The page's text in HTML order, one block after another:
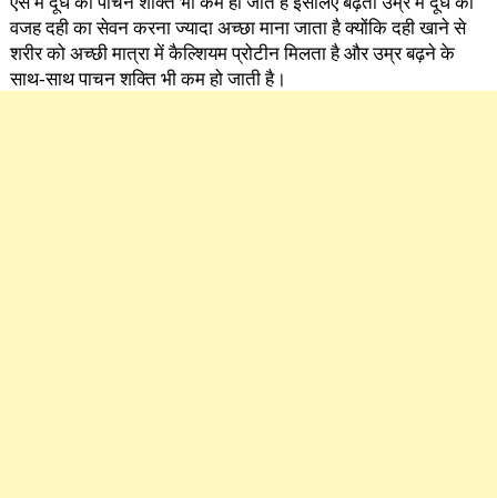
वजह दही का सेवन करना ज्यादा अच्छा माना जाता है क्योंकि दही खाने से
शरीर को अच्छी मात्रा में कैल्शियम प्रोटीन मिलता है और उम्र बढ़ने के
साथ-साथ पाचन शक्ति भी कम हो जाती है।